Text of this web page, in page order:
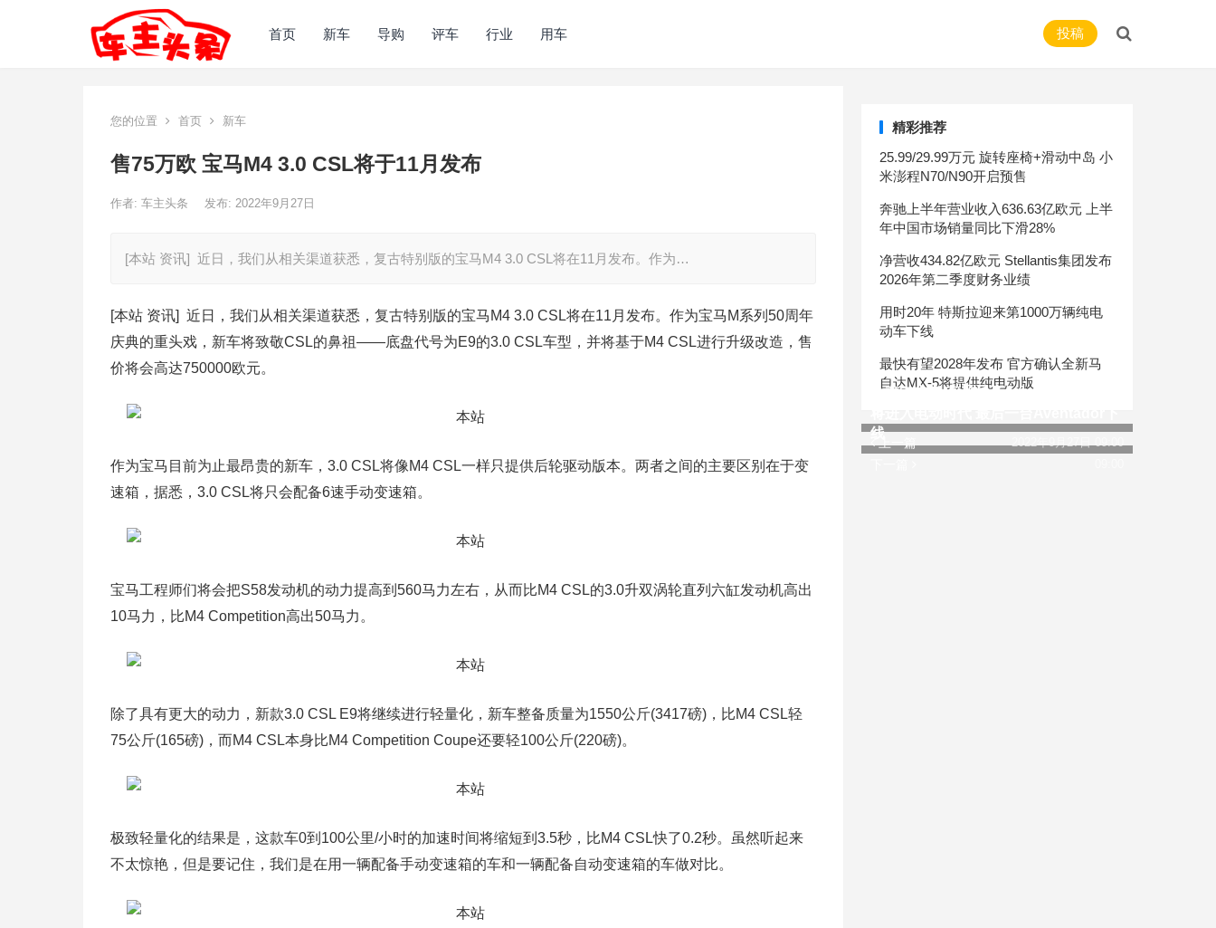
首页 新车 导购 评车 行业 用车 投稿
您的位置 首页 新车
售75万欧 宝马M4 3.0 CSL将于11月发布
作者: 车主头条 发布: 2022年9月27日
[本站 资讯] 近日，我们从相关渠道获悉，复古特别版的宝马M4 3.0 CSL将在11月发布。作为…
[本站 资讯] 近日，我们从相关渠道获悉，复古特别版的宝马M4 3.0 CSL将在11月发布。作为宝马M系列50周年
庆典的重头戏，新车将致敬CSL的鼻祖――底盘代号为E9的3.0 CSL车型，并将基于M4 CSL进行升级改造，售
价将会高达750000欧元。
作为宝马目前为止最昂贵的新车，3.0 CSL将像M4 CSL一样只提供后轮驱动版本。两者之间的主要区别在于变
速箱，据悉，3.0 CSL将只会配备6速手动变速箱。
宝马工程师们将会把S58发动机的动力提高到560马力左右，从而比M4 CSL的3.0升双涡轮直列六缸发动机高出
10马力，比M4 Competition高出50马力。
除了具有更大的动力，新款3.0 CSL E9将继续进行轻量化，新车整备质量为1550公斤(3417磅)，比M4 CSL轻
75公斤(165磅)，而M4 CSL本身比M4 Competition Coupe还要轻100公斤(220磅)。
极致轻量化的结果是，这款车0到100公里/小时的加速时间将缩短到3.5秒，比M4 CSL快了0.2秒。虽然听起来
不太惊艳，但是要记住，我们是在用一辆配备手动变速箱的车和一辆配备自动变速箱的车做对比。
精彩推荐
25.99/29.99万元 旋转座椅+滑动中岛 小
米澎程N70/N90开启预售
奔驰上半年营业收入636.63亿欧元 上半
年中国市场销量同比下滑28%
净营收434.82亿欧元 Stellantis集团发布
2026年第二季度财务业绩
用时20年 特斯拉迎来第1000万辆纯电
动车下线
最快有望2028年发布 官方确认全新马
自达MX-5将提供纯电动版
上一篇
公布中文名 东风日产Ariya将于今日上
2022年9月27日 09:00
线